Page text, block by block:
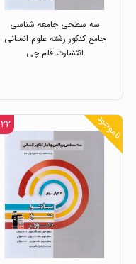
سه سطحی جامعه شناسی
جامع کنکور رشته علوم انسانی
انتشارت قلم چی
ناموجود ۲۲ %